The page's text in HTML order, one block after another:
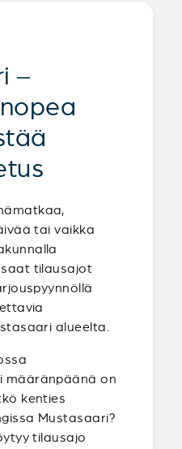
–
tai vaikka
tilausajot
alueelta.
määränpäänä on
kenties
Mustasaari?
tilausajo